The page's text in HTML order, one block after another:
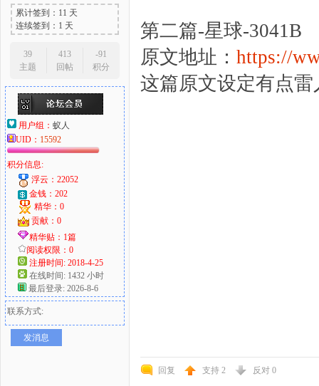
累计签到：11 天
连续签到：1 天
39
主题
413
回帖
-91
积分
用户组： 蚁人
UID： 15592
积分信息:
浮云：22052
金钱：202
精华：0
贡献：0
精华贴：1篇
阅读权限：0
注册时间: 2018-4-25
在线时间: 1432 小时
最后登录: 2026-8-6
联系方式:
发消息
第二篇-星球-3041B
原文地址： https://
这篇原文设定有点
回复 支持 2 反对 0